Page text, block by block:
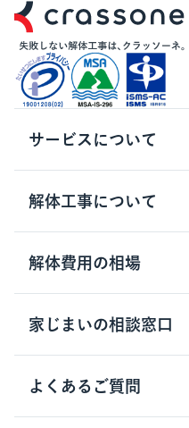
サービスについて
サービスの流れ
サービスのメリット
クラッソーネの自治体連
解体工事について
解体工事の基礎知識
解体工事に関わる法律
用語集
解体費用の相場
木造住宅の相場
鉄骨造住宅の相場
RC造住宅の相場
家じまいの相談窓口
家じまいの相談窓口
よくあるご質問